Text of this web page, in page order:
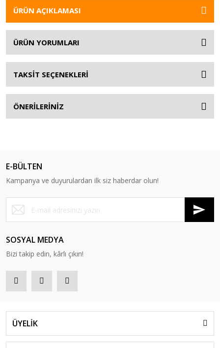
ÜRÜN AÇIKLAMASI
ÜRÜN YORUMLARI
TAKSİT SEÇENEKLERİ
ÖNERİLERİNİZ
E-BÜLTEN
Kampanya ve duyurulardan ilk siz haberdar olun!
SOSYAL MEDYA
Bizi takip edin, kârlı çıkın!
ÜYELİK